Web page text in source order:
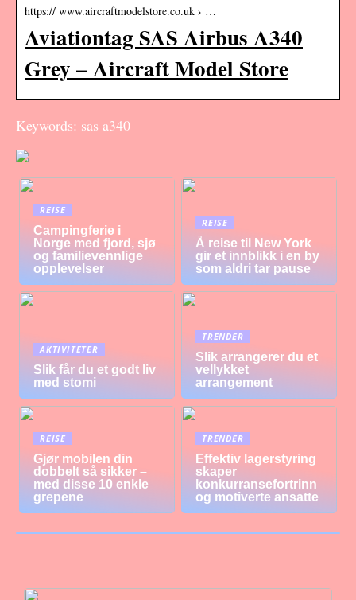
https:// www.aircraftmodelstore.co.uk › …
Aviationtag SAS Airbus A340
Grey – Aircraft Model Store
Keywords: sas a340
REISE
Campingferie i
Norge med fjord, sjø
og familievennlige
opplevelser
REISE
Å reise til New York
gir et innblikk i en by
som aldri tar pause
AKTIVITETER
Slik får du et godt liv
med stomi
TRENDER
Slik arrangerer du et
vellykket
arrangement
REISE
Gjør mobilen din
dobbelt så sikker –
med disse 10 enkle
grepene
TRENDER
Effektiv lagerstyring
skaper
konkurransefortrinn
og motiverte ansatte